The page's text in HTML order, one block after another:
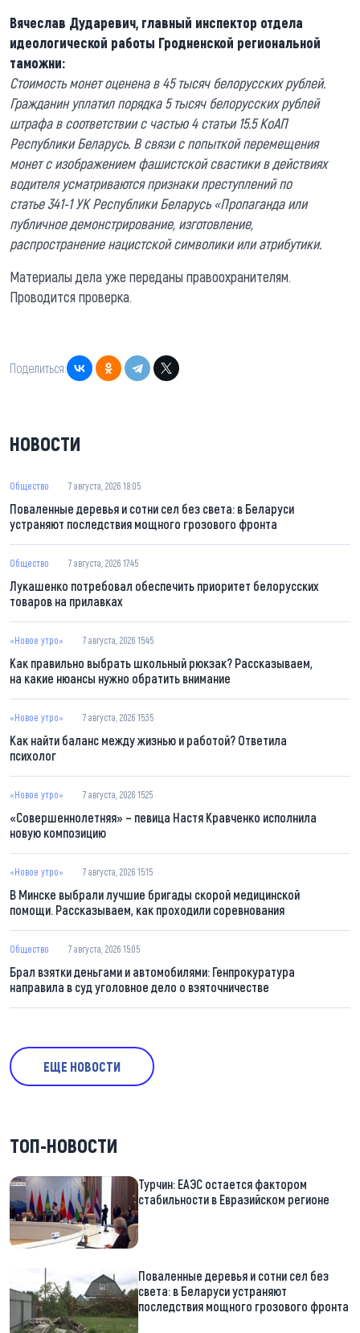
Вячеслав Дударевич, главный инспектор отдела
идеологической работы Гродненской региональной
таможни:
Стоимость монет оценена в 45 тысячбелорусскихрублей.
Гражданин уплатил порядка 5 тысячбелорусскихрублей
штрафа в соответствии с частью4 статьи15.5 КоАП
Республики Беларусь. В связи с попыткой перемещения
монет с изображением фашистской свастики в действиях
водителя усматриваются признаки преступленийпо
статье341-1 УК Республики Беларусь «Пропаганда или
публичное демонстрирование, изготовление,
распространение нацистской символики или атрибутики.
Материалы дела уже переданы правоохранителям.
Проводится проверка.
Поделиться:
НОВОСТИ
Общество 7 августа, 2026 18:05
Поваленные деревья и сотни сел без света: в Беларуси
устраняют последствия мощного грозового фронта
Общество 7 августа, 2026 17:45
Лукашенко потребовал обеспечить приоритет белорусских
товаров на прилавках
«Новое утро» 7 августа, 2026 15:45
Как правильно выбрать школьный рюкзак? Рассказываем,
на какие нюансы нужно обратить внимание
«Новое утро» 7 августа, 2026 15:35
Как найти баланс между жизнью и работой? Ответила
психолог
«Новое утро» 7 августа, 2026 15:25
«Совершеннолетняя» – певица Настя Кравченко исполнила
новую композицию
«Новое утро» 7 августа, 2026 15:15
В Минске выбрали лучшие бригады скорой медицинской
помощи. Рассказываем, как проходили соревнования
Общество 7 августа, 2026 15:05
Брал взятки деньгами и автомобилями: Генпрокуратура
направила в суд уголовное дело о взяточничестве
ЕЩЕ НОВОСТИ
ТОП-НОВОСТИ
Турчин: ЕАЭС остается фактором
стабильности в Евразийском регионе
Поваленные деревья и сотни сел без
света: в Беларуси устраняют
последствия мощного грозового фронта